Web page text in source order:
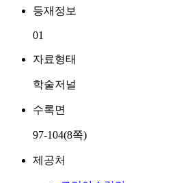
등재정보
01
자료형태
학술저널
수록면
97-104(8쪽)
제공처